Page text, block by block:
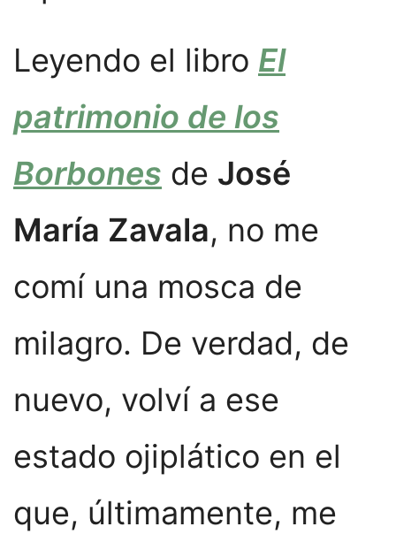
Leyendo el libro El
patrimonio de los
Borbones de José
María Zavala, no me
comí una mosca de
milagro. De verdad, de
nuevo, volví a ese
estado ojiplático en el
que, últimamente, me